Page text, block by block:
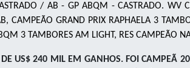
/ AB - GP ABQM - CASTRADO. WV
CAMPEÃO GRAND PRIX RAPHAELA 3
3 TAMBORES AM LIGHT, RES CAMPEÃO
US$ 240 MIL EM GANHOS. FOI CAMPEÃ